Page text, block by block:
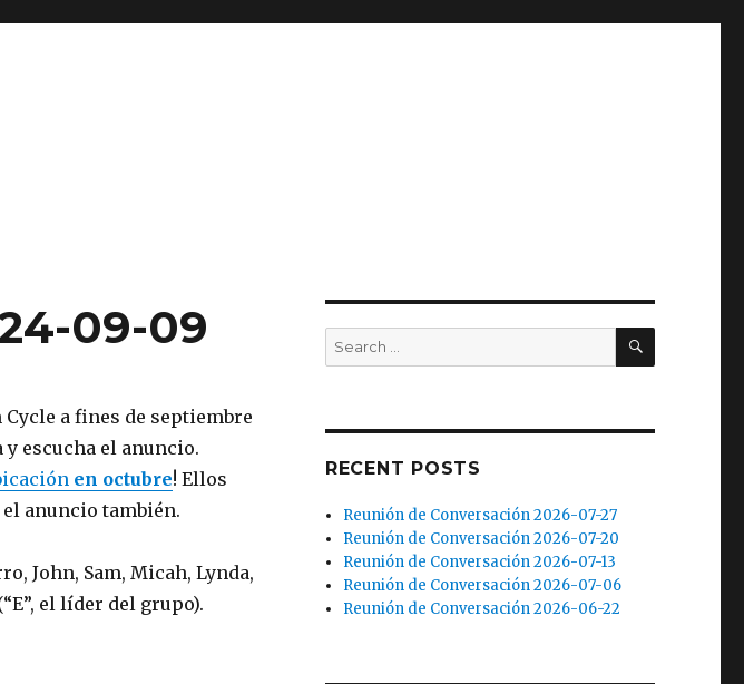
09-09
a fines de septiembre
escucha el anuncio.
en octubre! Ellos
anuncio también.
John, Sam, Micah, Lynda,
el líder del grupo).
Search
for:
SEARCH
RECENT POSTS
Reunión de Conversación 2026-07-27
Reunión de Conversación 2026-07-20
Reunión de Conversación 2026-07-13
Reunión de Conversación 2026-07-06
Reunión de Conversación 2026-06-22